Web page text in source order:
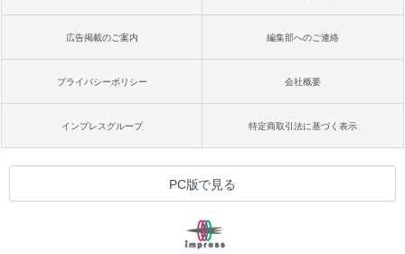
広告掲載のご案内 編集部へのご連絡
プライバシーポリシー 会社概要
インプレスグループ 特定商取引法に基づく表示
PC版で見る